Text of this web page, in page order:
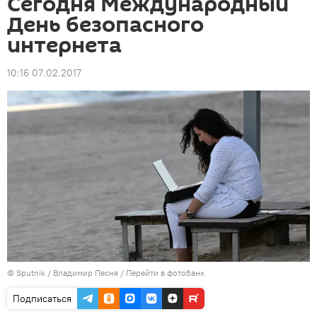
День безопасного
интернета
10:16 07.02.2017
© Sputnik / Владимир Песня / Перейти в фотобанк
Подписаться